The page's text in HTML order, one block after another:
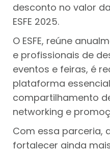
desconto no valor
ESFE 2025.
O ESFE, reúne
e profissionais de
eventos e feiras, é
plataforma
compartilhamento
networking e
Com essa parceria,
fortalecer ainda